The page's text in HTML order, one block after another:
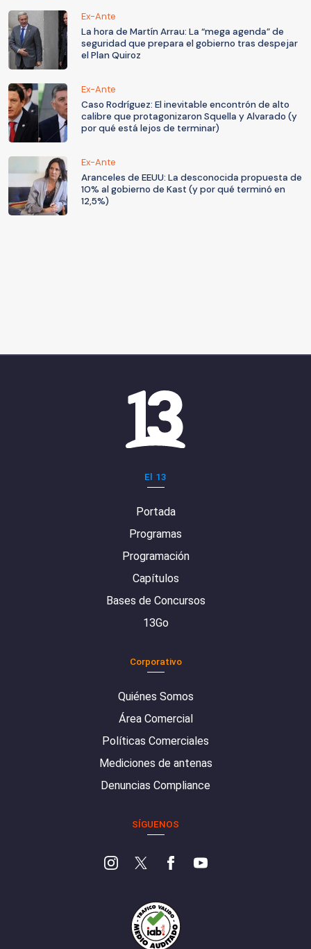
Ex-Ante
La hora de Martín Arrau: La “mega agenda” de
seguridad que prepara el gobierno tras despejar
el Plan Quiroz
Ex-Ante
Caso Rodríguez: El inevitable encontrón de alto
calibre que protagonizaron Squella y Alvarado (y
por qué está lejos de terminar)
Ex-Ante
Aranceles de EEUU: La desconocida propuesta de
10% al gobierno de Kast (y por qué terminó en
12,5%)
El 13
Portada
Programas
Programación
Capítulos
Bases de Concursos
13Go
Corporativo
Quiénes Somos
Área Comercial
Políticas Comerciales
Mediciones de antenas
Denuncias Compliance
SÍGUENOS